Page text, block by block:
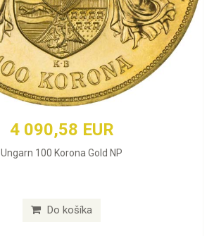
4 090,58 EUR
Ungarn 100 Korona Gold NP
Do košíka